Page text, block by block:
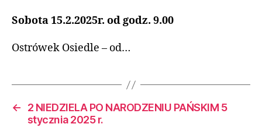
Sobota 15.2.2025r. od godz. 9.00
Ostrówek Osiedle – od…
←
2 NIEDZIELA PO NARODZENIU PAŃSKIM 5
stycznia 2025 r.